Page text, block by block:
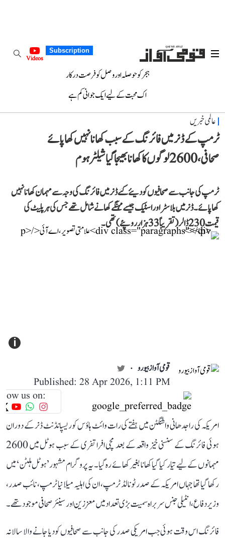
Subscription
Videos
ہجر کو حوصلہ اور وصل کو فرصت درکار
اک محبت کے لیے ایک جوانی کم ہے
عالمی خبریں
ٹرمپ کے ڈنر میں فائرنگ کے سبب کھانا نہیں کھا پائے
صحافی، 2600 لوگوں کا کھانا بھیجا گیا شیلٹر ہوم
ٹرمپ کی جانب سے صحافیوں کو دیئے گئے ڈنر میں فائرنگ کی وجہ سے مہمان کھانا نہیں
کھا پائے۔ ڈنر میں بلاسٹر اور اسٹیک جیسے مہنگے کھانے شامل تھے جس کی ہر پلیٹ کی
قیمت 230 ڈالر (تقریباً 33 ہزار روپئے) تھی۔
i
قومی آواز بیورو
Published: 28 Apr 2026, 1:11 PM
us on:
امریکہ کی راجدھانی واشنگٹن میں ہفتے کی رات وائٹ ہاؤس کوریسپانڈنٹ ڈنر کے دوران
ہوئی فائرنگ کے سنسنی خیز واقعہ کے بعد مچی افراتفری کے سبب ہوٹل میں 2600
مہمانوں کے لیے تیار کیا گیا کھانا بغیر کھائے رہ گیا۔ یہ پروگرام مشہور’ہوٹل ہلٹن‘ میں
رکھا گیا تھا جہاں امریکہ کے صدر ٹونالڈ ٹرمپ، ان کی اہلیہ میلانیا ٹرمپ، نائب صدر،
وزیردفاع، انٹیلی جنس سربراہ سمیت بڑی تعداد میں معززین اور سینئر صحافی موجود تھے۔
فائرنگ اس وقت ہوئی جب امریکی صدر کی جانب سے صحافیوں کو دیا جانے والا سالانہ